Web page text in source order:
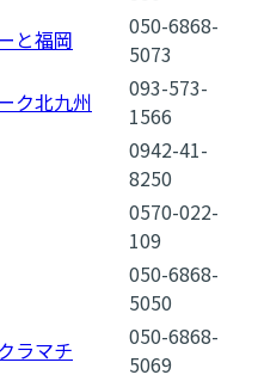
と福岡
050-6868-
5073
ク北九州
093-573-
1566
0942-41-
8250
0570-022-
109
050-6868-
5050
ラマチ
050-6868-
5069